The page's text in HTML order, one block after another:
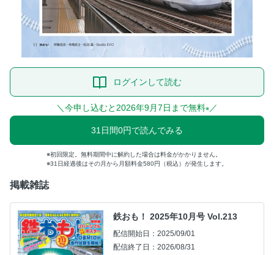
ログインして読む
＼今申し込むと2026年9月7日まで無料※ ／
31日間0円で読んでみる
初回限定。無料期間中に解約した場合は料金がかかりません。
31日経過後はその月から月額料金580円（税込）が発生します。
掲載雑誌
鉄おも！ 2025年10月号 Vol.213
配信開始日：2025/09/01
配信終了日：2026/08/31